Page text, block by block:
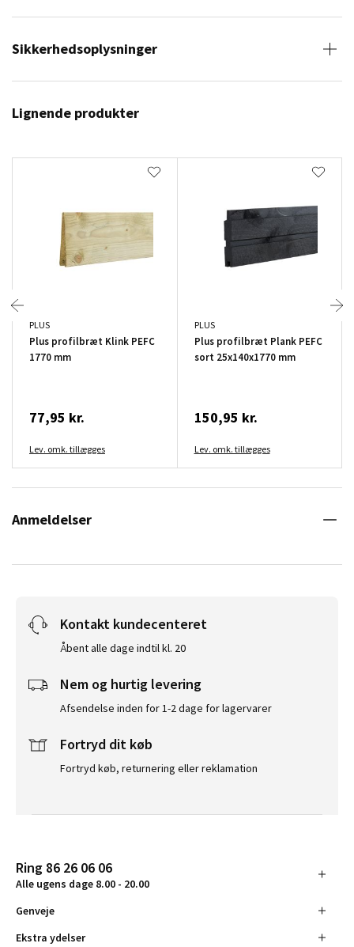
Sikkerhedsoplysninger
Lignende produkter
PLUS
Plus profilbræt Klink PEFC
1770 mm
77,95 kr.
Lev. omk. tillægges
PLUS
Plus profilbræt Plank PEFC
sort 25x140x1770 mm
150,95 kr.
Lev. omk. tillægges
Anmeldelser
Kontakt kundecenteret
Åbent alle dage indtil kl. 20
Nem og hurtig levering
Afsendelse inden for 1-2 dage for lagervarer
Fortryd dit køb
Fortryd køb, returnering eller reklamation
Ring 86 26 06 06
Alle ugens dage 8.00 - 20.00
Genveje
Ekstra ydelser